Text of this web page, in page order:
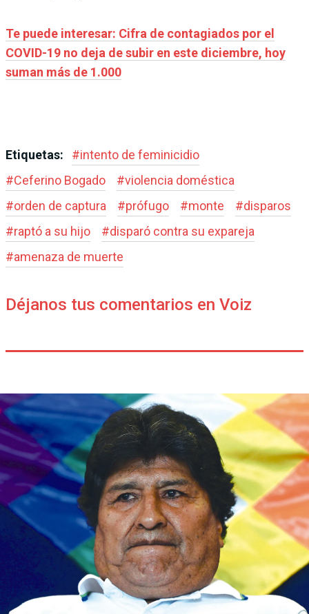
Te puede interesar: Cifra de contagiados por el
COVID-19 no deja de subir en este diciembre, hoy
suman más de 1.000
Etiquetas: #intento de feminicidio
#Ceferino Bogado #violencia doméstica
#orden de captura #prófugo #monte #disparos
#raptó a su hijo #disparó contra su expareja
#amenaza de muerte
Déjanos tus comentarios en Voiz